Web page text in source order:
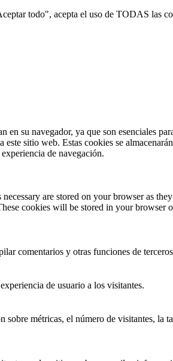
todo", acepta el uso de TODAS las
en su navegador, ya que son esenciales
sitio web. Estas cookies se
de navegación.
are stored on your browser as
cookies will be stored in your browser
comentarios y otras funciones de
de usuario a los visitantes.
métricas, el número de visitantes, la